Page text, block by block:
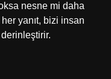
nesne mi daha
yanıt, bizi insan